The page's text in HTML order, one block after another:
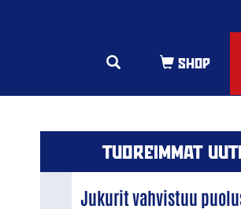
TUOREIMMAT
Jukurit vahvistuu